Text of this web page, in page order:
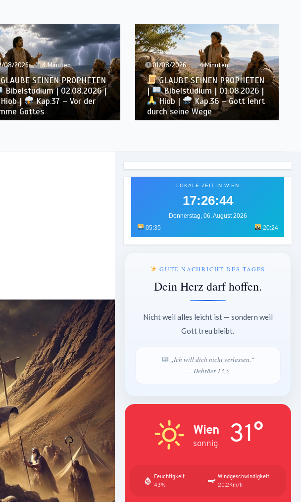
01/08/2026 4 Minuten
GLAUBE SEINEN PROPHETEN
|
Bibelstudium | 01.08.2026 |
Hiob |
Kap.36 – Gott lehrt
durch seine Wege
31/07/2026 4 Minuten
GLAUBE SEINEN
|
Bibelstudium |
Hiob |
Kap.35 – Gott
über unserem Verstehen
LOKALE ZEIT IN WIEN
17:26:46
Donnerstag, 06. August 2026
05:35
20:24
GUTE NACHRICHT DES TAGES
Dein Herz darf hoffen.
Nicht weil alles leicht ist — sondern weil
Gott treu bleibt.
„Ich will dich nicht verlassen.“
— Hebräer 13,5
Wien
sonnig 31°
Feuchtigkeit
43%
Windgeschwindigkeit
20.2Km/h